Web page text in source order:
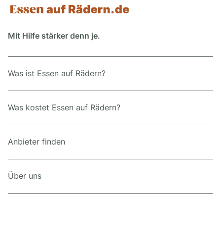
Mit Hilfe stärker denn je.
Was ist Essen auf Rädern?
Was kostet Essen auf Rädern?
Anbieter finden
Über uns